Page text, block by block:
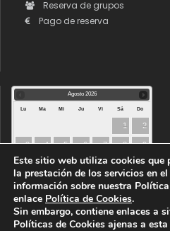
Reserva de grupos
Pago de reserva
Agosto 2026
Lu Ma Mi Ju Vi Sá Do
1 2
3 4 5 6 7 8 9
10 11 12 13 14 15 16
17 18 19 20 21 22 23
24 25 26 27 28 29
31
Este sitio web utiliza cookies que
la prestación de los servicios en
información sobre nuestra
enlace Política de Cookies.
Sin embargo, contiene enlaces a
Políticas de Cookies ajenas a